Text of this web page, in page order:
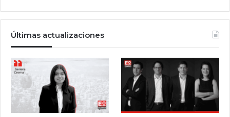
Últimas actualizaciones